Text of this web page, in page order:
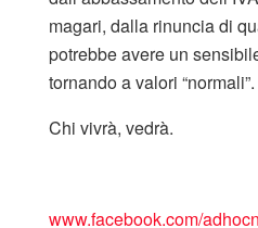
magari, dalla rinuncia di
potrebbe avere un
tornando a valori “normali”.
Chi vivrà, vedrà.
www.facebook.com/